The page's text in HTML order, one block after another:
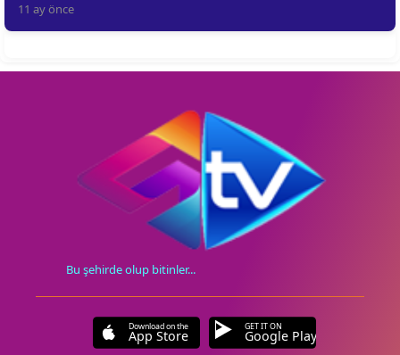
11 ay önce
Bu şehirde olup bitinler...
Download on the
App Store
GET IT ON
Google Play